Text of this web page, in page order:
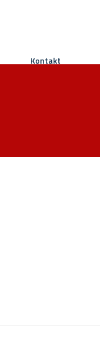
Kontakt